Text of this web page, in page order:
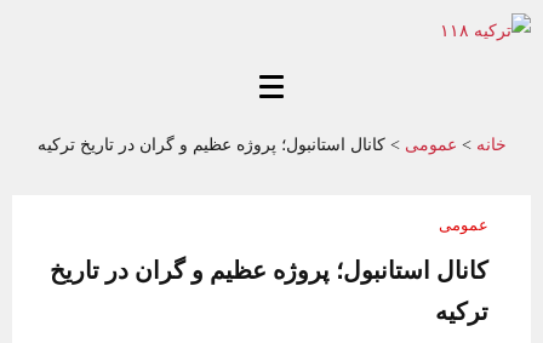
خانه > عمومی > کانال استانبول؛ پروژه عظیم و گران در تاریخ ترکیه
عمومی
کانال استانبول؛ پروژه عظیم و گران در تاریخ
ترکیه